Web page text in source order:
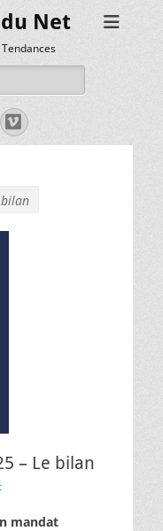
Net
Vimeo
bilan
– Le bilan
mandat